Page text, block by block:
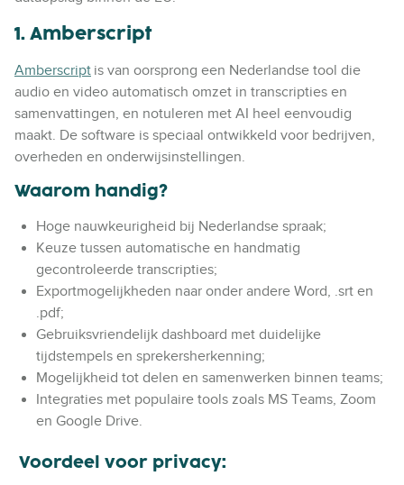
1. Amberscript
Amberscript is van oorsprong een Nederlandse tool die
audio en video automatisch omzet in transcripties en
samenvattingen, en notuleren met AI heel eenvoudig
maakt. De software is speciaal ontwikkeld voor bedrijven,
overheden en onderwijsinstellingen.
Waarom handig?
Hoge nauwkeurigheid bij Nederlandse spraak;
Keuze tussen automatische en handmatig
gecontroleerde transcripties;
Exportmogelijkheden naar onder andere Word, .srt en
.pdf;
Gebruiksvriendelijk dashboard met duidelijke
tijdstempels en sprekersherkenning;
Mogelijkheid tot delen en samenwerken binnen teams;
Integraties met populaire tools zoals MS Teams, Zoom
en Google Drive.
Voordeel voor privacy: